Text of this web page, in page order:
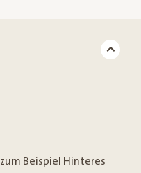
Beispiel Hinteres